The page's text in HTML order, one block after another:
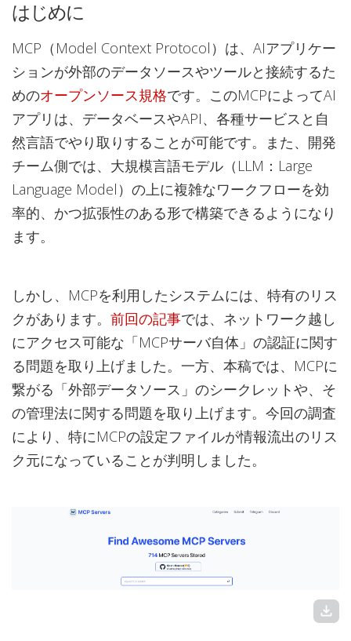
はじめに
MCP（Model Context Protocol）は、AIアプリケー
ションが外部のデータソースやツールと接続するた
めのオープンソース規格です。このMCPによってAI
アプリは、データベースやAPI、各種サービスと自
然言語でやり取りすることが可能です。また、開発
チーム側では、大規模言語モデル（LLM：Large
Language Model）の上に複雑なワークフローを効
率的、かつ拡張性のある形で構築できるようになり
ます。
しかし、MCPを利用したシステムには、特有のリス
クがあります。 前回の記事では、ネットワーク越し
にアクセス可能な「MCPサーバ自体」の認証に関す
る問題を取り上げました。一方、本稿では、MCPに
繋がる「外部データソース」のシークレットや、そ
の管理法に関する問題を取り上げます。今回の調査
により、特にMCPの設定ファイルが情報流出のリス
ク元になっていることが判明しました。
download